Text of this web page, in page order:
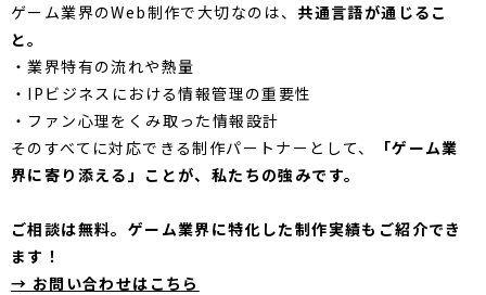
ゲーム業界のWeb制作で大切なのは、 共通言語が通じるこ
と。
・業界特有の流れや熱量
・IPビジネスにおける情報管理の重要性
・ファン心理をくみ取った情報設計
そのすべてに対応できる制作パートナーとして、
「ゲーム業
界に寄り添える」ことが、私たちの強みです。
ご相談は無料。ゲーム業界に特化した制作実績もご紹介でき
ます！
→ お問い合わせはこちら